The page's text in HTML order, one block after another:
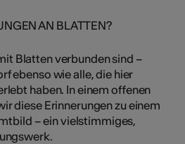
AN BLATTEN?
Blatten verbunden sind –
ebenso wie alle, die hier
haben. In einem offenen
diese Erinnerungen zu einem
– ein vielstimmiges,